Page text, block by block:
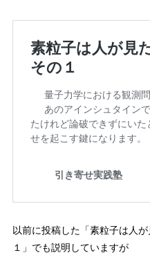
以前に投稿した「素粒子は人
１」でも説明していますが